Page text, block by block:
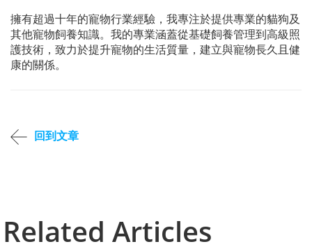
擁有超過十年的寵物行業經驗，我專注於提供專業的貓狗及
其他寵物飼養知識。我的專業涵蓋從基礎飼養管理到高級照
護技術，致力於提升寵物的生活質量，建立與寵物長久且健
康的關係。
回到文章
Related Articles